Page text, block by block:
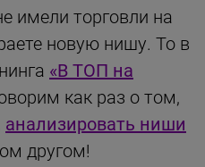
имели торговли на
новую нишу. То в
«В ТОП на
как раз о том,
анализировать ниши
другом!